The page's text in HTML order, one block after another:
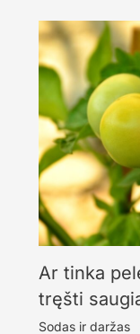
Ar tinka
tręšti
Sodas ir daržas